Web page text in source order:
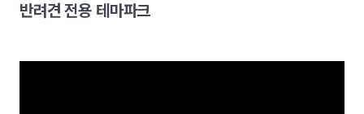
반려견 전용 테마파크